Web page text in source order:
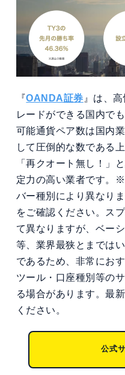
『OANDA証券 』は、
レードができる国内で
可能通貨ペア数は国内
して圧倒的な数である
「再クオート無し！」
定力の高い業者です。
バー種別により異なり
をご確認ください。ス
て異なりますが、ベー
等、業界最狭とまでは
であるため、非常にお
ツール・口座種別等の
る場合があります。最
ください。
公式